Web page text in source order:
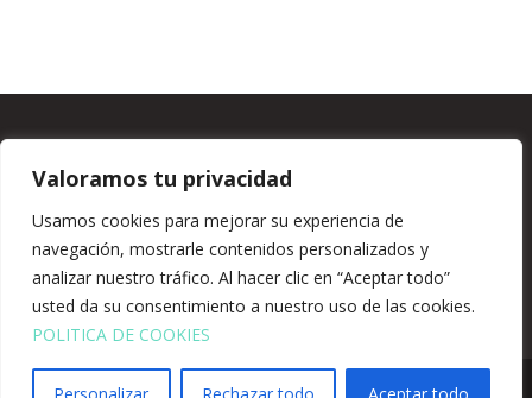
Valoramos tu privacidad
Usamos cookies para mejorar su experiencia de
navegación, mostrarle contenidos personalizados y
analizar nuestro tráfico. Al hacer clic en “Aceptar todo”
usted da su consentimiento a nuestro uso de las cookies.
POLITICA DE COOKIES
COMPROMISO PROTECCIÓN DE DATOS
REDES SOCIALES